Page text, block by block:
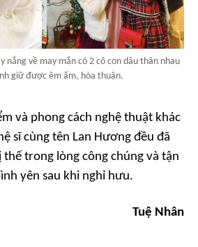
nắng về may mắn có 2 cô con dâu thân nhau
giữ được êm ấm, hòa thuận.
và phong cách nghệ thuật khác
sĩ cùng tên Lan Hương đều đã
trong lòng công chúng và tận
yên sau khi nghỉ hưu.
Tuệ Nhân